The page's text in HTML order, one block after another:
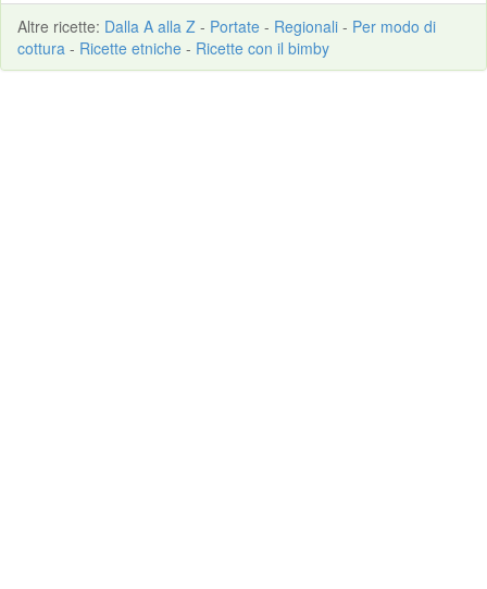
Altre ricette: Dalla A alla Z - Portate - Regionali - Per modo di
cottura - Ricette etniche - Ricette con il bimby